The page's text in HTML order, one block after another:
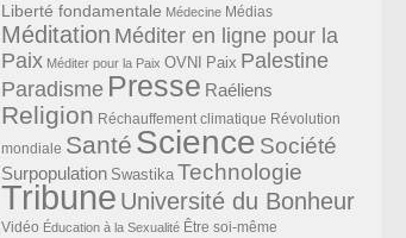
Liberté fondamentale Médecine Médias
Méditation Méditer en ligne pour la
Paix Méditer pour la Paix OVNI Paix Palestine
Paradisme Presse Raéliens
Religion Réchauffement climatique Révolution
mondiale Santé Science Société
Surpopulation Swastika Technologie
Tribune Université du Bonheur
Vidéo Éducation à la Sexualité Être soi-même